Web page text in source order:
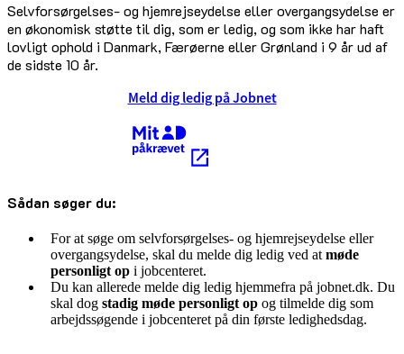
Selvforsørgelses- og hjemrejseydelse eller overgangsydelse er
en økonomisk støtte til dig, som er ledig, og som ikke har haft
lovligt ophold i Danmark, Færøerne eller Grønland i 9 år ud af
de sidste 10 år.
Meld dig ledig på Jobnet
Kræver MitID
Sådan søger du:
For at søge om selvforsørgelses- og hjemrejseydelse eller
overgangsydelse, skal du melde dig ledig ved at møde
personligt op i jobcenteret.
Du kan allerede melde dig ledig hjemmefra på jobnet.dk. Du
skal dog stadig møde personligt op og tilmelde dig som
arbejdssøgende i jobcenteret på din første ledighedsdag.